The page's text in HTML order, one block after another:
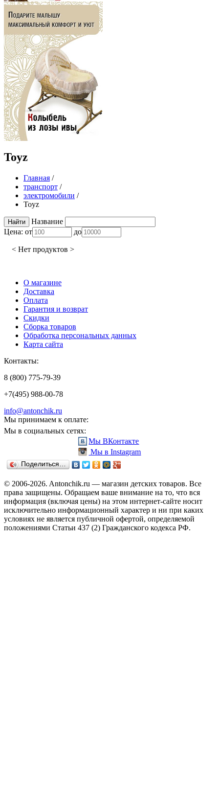
Toyz
Главная /
транспорт /
электромобили /
Toyz
Название
Цена: от до
< Нет продуктов >
О магазине
Доставка
Оплата
Гарантия и возврат
Скидки
Сборка товаров
Обработка персональных данных
Карта сайта
Контакты:
8 (800) 775-79-39
+7(495) 988-00-78
info@antonchik.ru
Мы принимаем к оплате:
Мы в социальных сетях:
Мы ВКонтакте
Мы в Instagram
Поделиться…
© 2006-2026. Antonchik.ru — магазин детских товаров. Все
права защищены. Обращаем ваше внимание на то, что вся
информация (включая цены) на этом интернет-сайте носит
исключительно информационный характер и ни при каких
условиях не является публичной офертой, определяемой
положениями Статьи 437 (2) Гражданского кодекса РФ.